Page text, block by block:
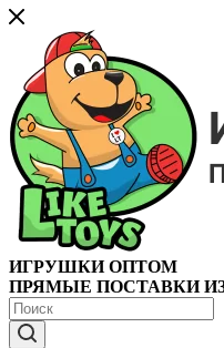
ИГРУШКИ ОПТОМ
ПРЯМЫЕ ПОСТАВКИ